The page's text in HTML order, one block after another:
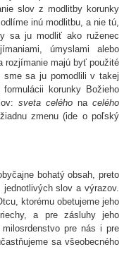
slov z modlitby korunky
inú modlitbu, a nie tú,
sa ju modliť ako ruženec
úmyslami alebo
rozjímanie majú byť použité
sme sa ju pomodlili v takej
korunky Božieho
sveta celéhonacelého
zmenu (ide o poľský
bohatý obsah, preto
slov a výrazov.
ktorému obetujeme jeho
a pre zásluhy jeho
pre nás i pre
sa všeobecného